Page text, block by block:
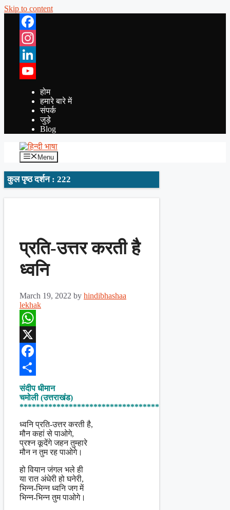
Skip to content
Facebook
Instagram
LinkedIn
YouTube
होम
हमारे बारे में
संपर्क
जुड़े
Blog
Menu
कुल पृष्ठ दर्शन : 222
प्रति-उत्तर करती है
ध्वनि
March 19, 2022 by hindibhashaa
lekhak
WhatsApp
X
Facebook
Share
संदीप धीमान
चमोली (उत्तराखंड)
**********************************
ध्वनि प्रति-उत्तर करती है,
मौन कहां से पाओगे,
प्रश्न कूदेंगे जहन तुम्हारे
मौन न तुम रह पाओगे।
हो वियान जंगल भले ही
या रात अंधेरी हो घनेरी,
भिन्न-भिन्न ध्वनि जग में
भिन्न-भिन्न तुम पाओगे।